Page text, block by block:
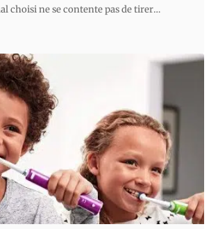
choisi ne se contente pas de tirer…